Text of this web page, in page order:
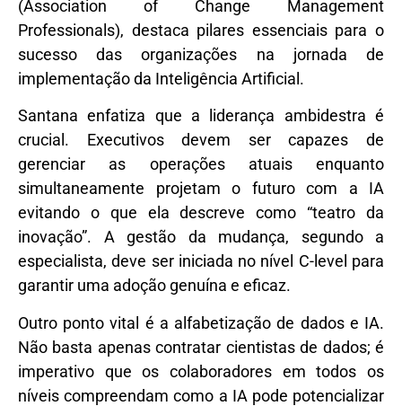
(Association of Change Management
Professionals), destaca pilares essenciais para o
sucesso das organizações na jornada de
implementação da Inteligência Artificial.
Santana enfatiza que a liderança ambidestra é
crucial. Executivos devem ser capazes de
gerenciar as operações atuais enquanto
simultaneamente projetam o futuro com a IA
evitando o que ela descreve como “teatro da
inovação”. A gestão da mudança, segundo a
especialista, deve ser iniciada no nível C-level para
garantir uma adoção genuína e eficaz.
Outro ponto vital é a alfabetização de dados e IA.
Não basta apenas contratar cientistas de dados; é
imperativo que os colaboradores em todos os
níveis compreendam como a IA pode potencializar